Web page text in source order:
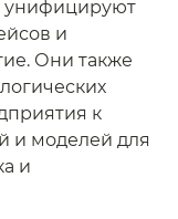
унифицируют
и
Они также
к
и моделей для
и